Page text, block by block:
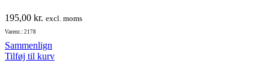
195,00 kr. excl. moms
Varenr.: 2178
Sammenlign
Tilføj til kurv